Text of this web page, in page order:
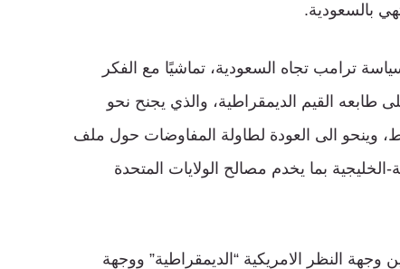
ترامب تجاه السعودية، تماشيًا مع الفكر
القيم الديمقراطية، والذي يجنح نحو
وينحو الى العودة لطاولة المفاوضات حول ملف
الخليجية بما يخدم مصالح الولايات المتحدة
النظر الامريكية “الديمقراطية” ووجهة